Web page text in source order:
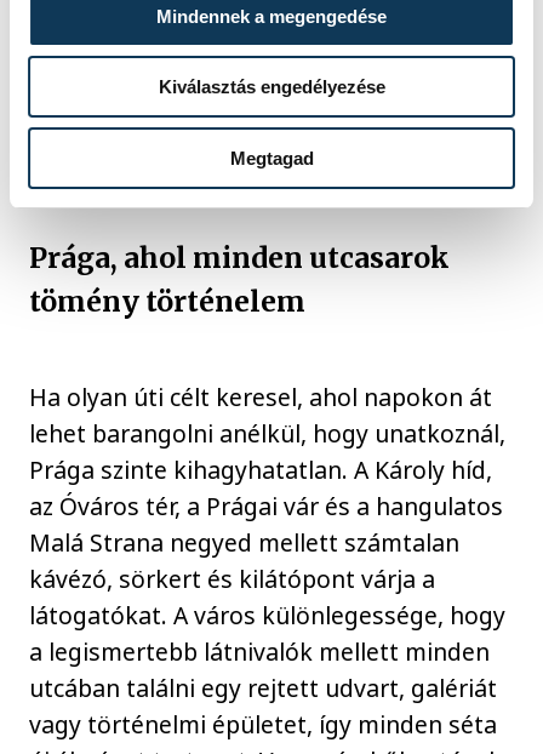
Mindennek a megengedése
Kiválasztás engedélyezése
Megtagad
Prága, ahol minden utcasarok
tömény történelem
Ha olyan úti célt keresel, ahol napokon át
lehet barangolni anélkül, hogy unatkoznál,
Prága szinte kihagyhatatlan. A Károly híd,
az Óváros tér, a Prágai vár és a hangulatos
Malá Strana negyed mellett számtalan
kávézó, sörkert és kilátópont várja a
látogatókat. A város különlegessége, hogy
a legismertebb látnivalók mellett minden
utcában találni egy rejtett udvart, galériát
vagy történelmi épületet, így minden séta